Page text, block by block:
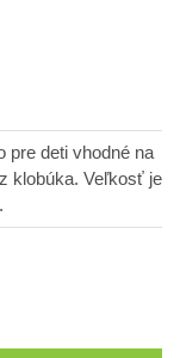
pre deti vhodné na
klobúka. Veľkosť je